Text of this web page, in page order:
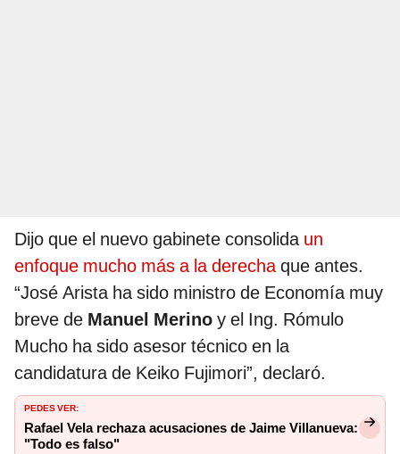
Dijo que el nuevo gabinete consolida un
enfoque mucho más a la derechaque antes.
“José Arista ha sido ministro de Economía muy
breve de Manuel Merino y el Ing. Rómulo
Mucho ha sido asesor técnico en la
candidatura de Keiko Fujimori”, declaró.
PEDES VER:
Rafael Vela rechaza acusaciones de Jaime Villanueva:
"Todo es falso"